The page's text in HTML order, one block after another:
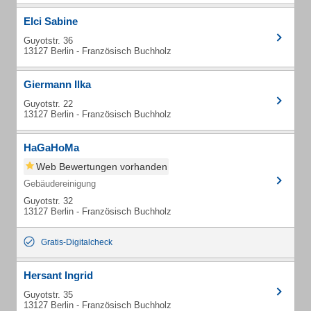
Elci Sabine
Guyotstr. 36
13127 Berlin - Französisch Buchholz
Giermann Ilka
Guyotstr. 22
13127 Berlin - Französisch Buchholz
HaGaHoMa
Web Bewertungen vorhanden
Gebäudereinigung
Guyotstr. 32
13127 Berlin - Französisch Buchholz
Gratis-Digitalcheck
Hersant Ingrid
Guyotstr. 35
13127 Berlin - Französisch Buchholz